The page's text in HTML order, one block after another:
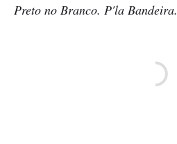
Preto no Branco. P'la Bandeira.